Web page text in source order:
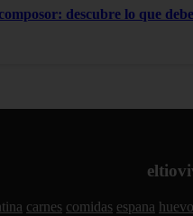
descubre lo que
carnes comidas espana